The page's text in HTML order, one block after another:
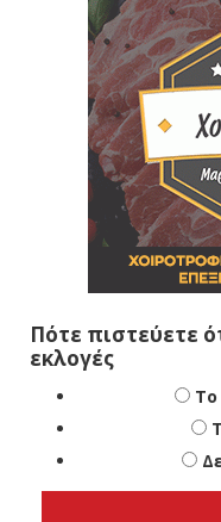
Πότε πιστεύετε
εκλογές